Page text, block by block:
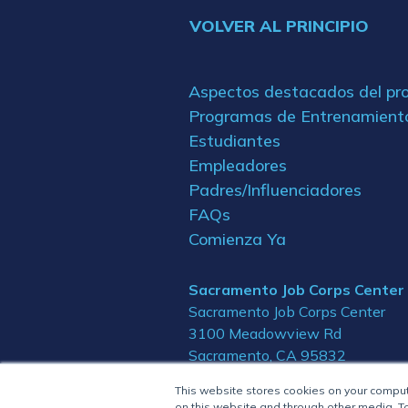
This website stores cookies on your
VOLVER AL PRINCIPIO
Aspectos destacados del
Programas de
Estudiantes
Empleadores
Padres/Influenciadores
FAQs
Comienza Ya
Sacramento Job Corps Center
Sacramento Job Corps Center
3100 Meadowview Rd
Sacramento, CA 95832